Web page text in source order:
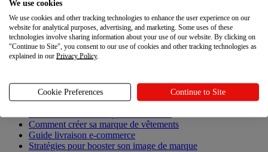
Programme d'affiliation
Programme de parrainage
Offres d'emploi
Vos choix de confidentialité
Dernières actualités
Dernières actualités
Mises à jour Printful
Comment créer sa marque de vêtements
Guide livraison e-commerce
Stratégies pour booster son image de marque
We use cookies
We use cookies and other tracking technologies to enhance the user experience on our
website for analytical purposes, advertising, and marketing. Some uses of these
technologies involve sharing information about your use of our website. By clicking on
"Continue to Site", you consent to our use of cookies and other tracking technologies as
explained in our Privacy Policy.
Cookie Preferences Continue to Site